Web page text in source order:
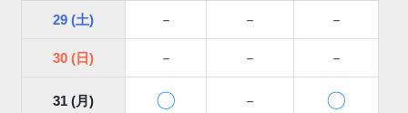
29 (土) － － －
30 (日) － － －
31 (月) 〇 － 〇